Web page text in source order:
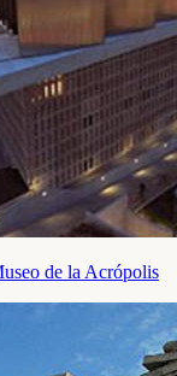
de la Acrópolis